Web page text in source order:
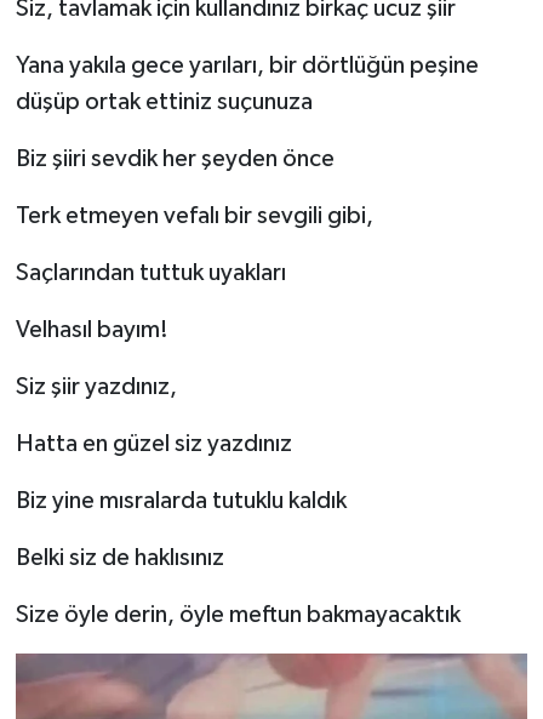
Siz, tavlamak için kullandınız birkaç ucuz şiir
Yana yakıla gece yarıları, bir dörtlüğün peşine
düşüp ortak ettiniz suçunuza
Biz şiiri sevdik her şeyden önce
Terk etmeyen vefalı bir sevgili gibi,
Saçlarından tuttuk uyakları
Velhasıl bayım!
Siz şiir yazdınız,
Hatta en güzel siz yazdınız
Biz yine mısralarda tutuklu kaldık
Belki siz de haklısınız
Size öyle derin, öyle meftun bakmayacaktık